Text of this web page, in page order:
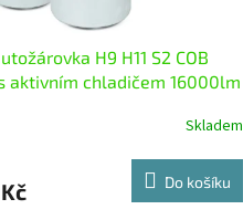
H9 H11 S2 COB
aktivním chladičem 16000lm
Skladem
Do košíku